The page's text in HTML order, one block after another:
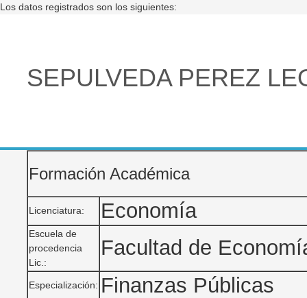
Los datos registrados son los siguientes:
SEPULVEDA PEREZ
Formación Académica
Licenciatura: Economía
Escuela de
procedencia
Lic.:
Facultad de
Especialización: Finanzas Públicas